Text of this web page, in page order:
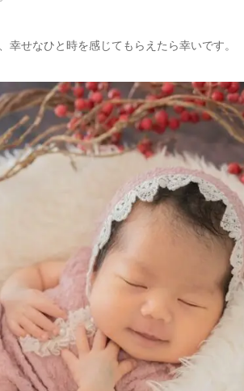
せなひと時を感じてもらえたら幸いです。